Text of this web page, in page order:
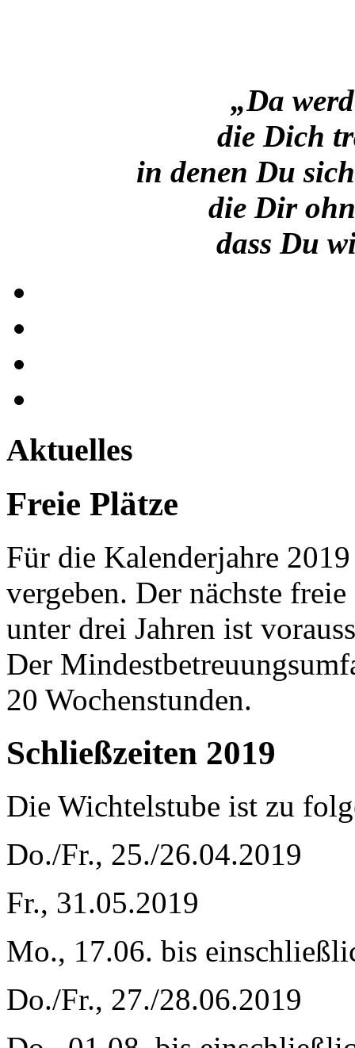
„Da
die Dich
in denen Du
die Dir
dass Du
Aktuelles
Freie Plätze
Für die Kalenderjahre
vergeben. Der nächste
unter drei Jahren ist
Der
20 Wochenstunden.
Schließzeiten 2019
Die Wichtelstube ist zu
Do./Fr., 25./26.04.2019
Fr., 31.05.2019
Mo., 17.06. bis
Do./Fr., 27./28.06.2019